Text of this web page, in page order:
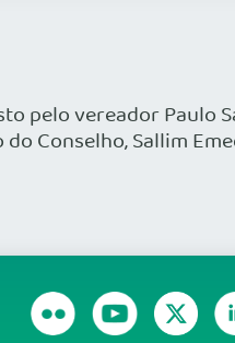
pelo vereador Paulo
Conselho, Sallim